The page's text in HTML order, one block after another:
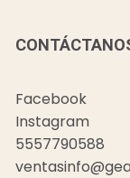
Facebook
Instagram
5557790588